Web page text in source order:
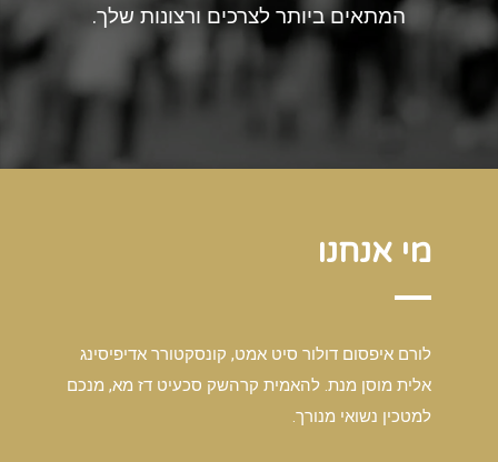
המתאים ביותר לצרכים ורצונות שלך.
מי אנחנו
לורם איפסום דולור סיט אמט, קונסקטורר אדיפיסינג
אלית מוסן מנת. להאמית קרהשק סכעיט דז מא, מנכם
למטכין נשואי מנורך.